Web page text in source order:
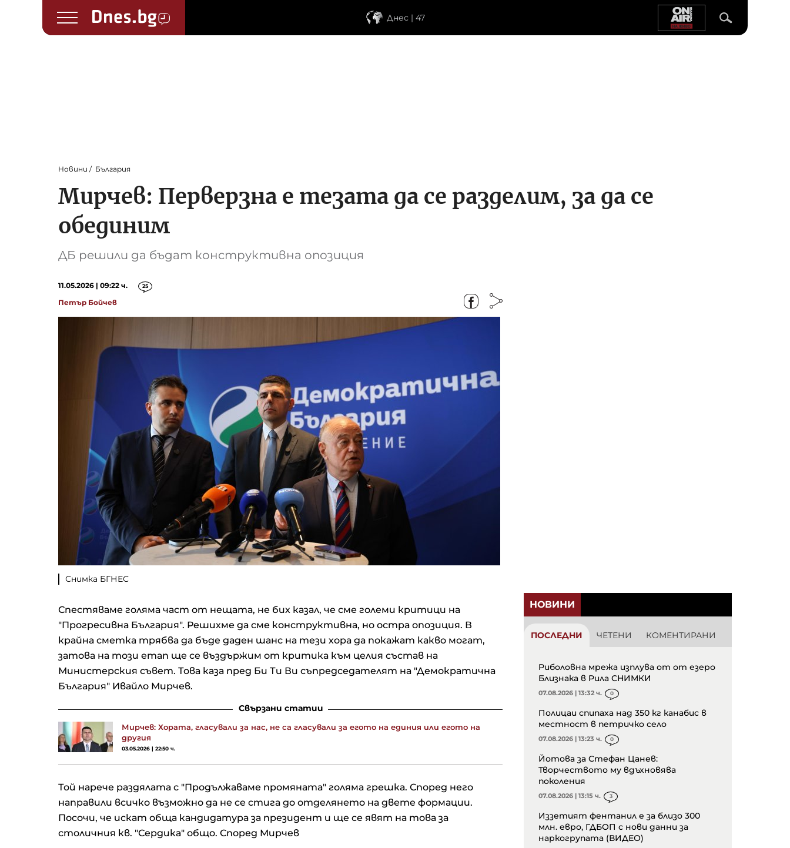
Днес | 47
Новини България
Мирчев: Перверзна е тезата да се разделим, за да се
обединим
ДБ решили да бъдат конструктивна опозиция
11.05.2026 | 09:22 ч. 25
Петър Бойчев
Снимка БГНЕС
Спестяваме голяма част от нещата, не бих казал, че сме големи критици на
"Прогресивна България". Решихме да сме конструктивна, но остра опозиция. В
крайна сметка трябва да бъде даден шанс на тези хора да покажат какво могат,
затова на този етап ще се въздържим от критика към целия състав на
Министерския съвет. Това каза пред Би Ти Ви съпредседателят на "Демократична
България" Ивайло Мирчев.
Свързани статии
Мирчев: Хората, гласували за нас, не са гласували за егото на единия или егото на
другия
03.05.2026 | 22:50 ч.
Той нарече раздялата с "Продължаваме промяната" голяма грешка. Според него
направили всичко възможно да не се стига до отделянето на двете формации.
Посочи, че искат обща кандидатура за президент и ще се явят на това за
столичния кв. "Сердика" общо. Според Мирчев
НОВИНИ
ПОСЛЕДНИ ЧЕТЕНИ КОМЕНТИРАНИ
Риболовна мрежа изплува от от езеро
Близнака в Рила СНИМКИ
07.08.2026 | 13:32 ч. 0
Полицаи спипаха над 350 кг канабис в
местност в петричко село
07.08.2026 | 13:23 ч. 0
Йотова за Стефан Цанев:
Творчеството му вдъхновява
поколения
07.08.2026 | 13:15 ч. 3
Иззетият фентанил е за близо 300
млн. евро, ГДБОП с нови данни за
наркогрупата (ВИДЕО)